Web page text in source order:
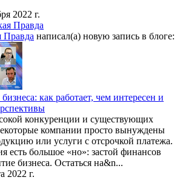
2022 г.
Правда написал(а) новую запись в блоге:
как работает, чем интересен и
конкуренции и существующих
компании просто вынуждены
или услуги с отсрочкой платежа.
есть большое «но»: застой финансов
бизнеса. Остаться на&n...
2022 г.